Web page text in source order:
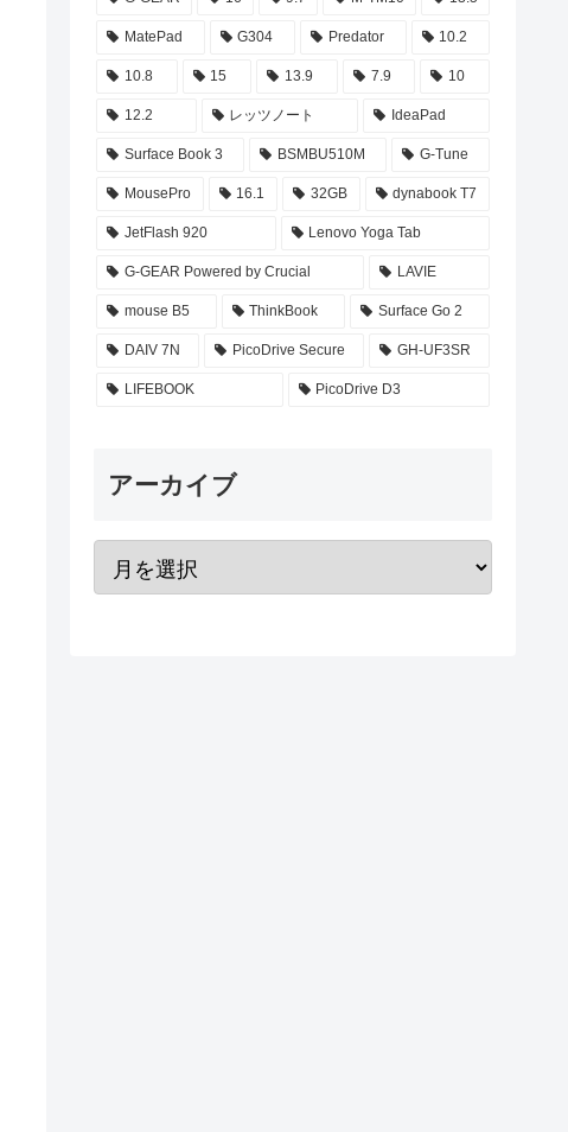
MatePad G304 Predator 10.2
10.8 15 13.9 7.9 10
12.2 レッツノート IdeaPad
Surface Book 3 BSMBU510M G-Tune
MousePro 16.1 32GB dynabook T7
JetFlash 920 Lenovo Yoga Tab
G-GEAR Powered by Crucial LAVIE
mouse B5 ThinkBook Surface Go 2
DAIV 7N PicoDrive Secure GH-UF3SR
LIFEBOOK PicoDrive D3
アーカイブ